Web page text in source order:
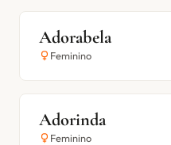
Adorabela
Feminino
Adorinda
Feminino